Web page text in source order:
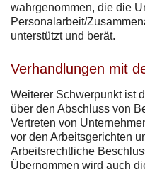
wahrgenommen, die die
Personalarbeit/
unterstützt und berät.
Verhandlungen mit
Weiterer Schwerpunkt ist
über den Abschluss von
Vertreten von
vor den Arbeitsgerichten
Arbeitsrechtliche
Übernommen wird auch